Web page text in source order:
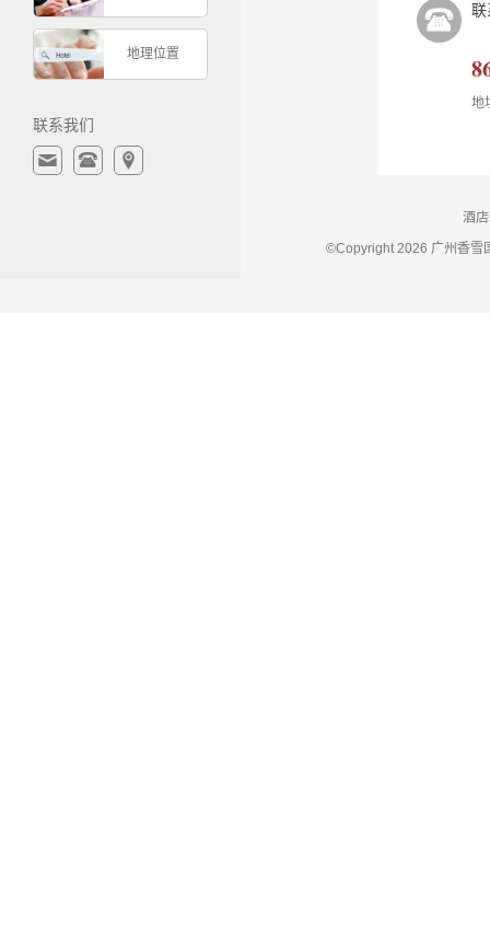
地理位置
联系我们
联
地
酒
©Copyright 2026 广州香雪